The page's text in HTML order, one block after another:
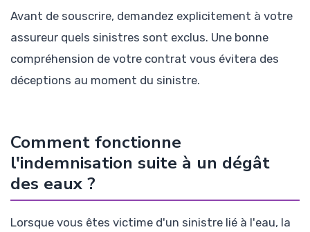
Avant de souscrire, demandez explicitement à votre
assureur quels sinistres sont exclus. Une bonne
compréhension de votre contrat vous évitera des
déceptions au moment du sinistre.
Comment fonctionne
l'indemnisation suite à un dégât
des eaux ?
Lorsque vous êtes victime d'un sinistre lié à l'eau, la